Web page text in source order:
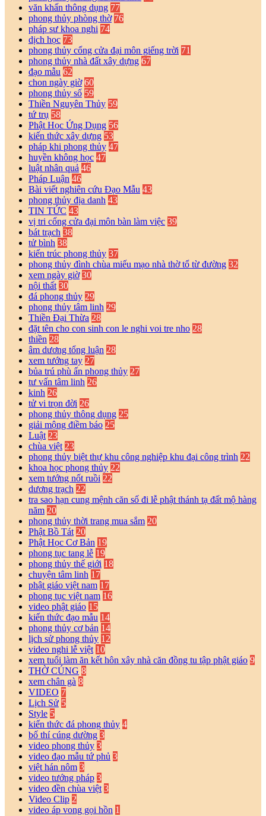
văn khấn thông dụng 77
phong thủy phòng thờ 76
pháp sư khoa nghi 74
dịch học 73
phong thủy cổng cửa đại môn giếng trời 71
phong thủy nhà đất xây dựng 67
đạo mẫu 62
chon ngày giờ 60
phong thủy số 59
Thiền Nguyên Thủy 59
tứ trụ 58
Phật Học Ứng Dụng 56
kiến thức xây dựng 53
pháp khi phong thủy 47
huyền không học 47
luật nhân quả 46
Pháp Luận 46
Bài viết nghiên cứu Đạo Mẫu 43
phong thủy địa danh 43
TIN TỨC 43
vị tri cổng cửa đại môn bàn làm việc 39
bát trạch 38
tử bình 38
kiến trúc phong thủy 37
phong thủy đình chùa miếu mạo nhà thờ tổ từ đường 32
xem ngày giờ 30
nội thất 30
đá phong thủy 29
phong thủy tâm linh 29
Thiền Đại Thừa 28
đặt tên cho con sinh con le nghi voi tre nho 28
thiền 28
âm dương tổng luận 28
xem tướng tay 27
bủa trú phù ấn phong thủy 27
tư vấn tâm linh 26
kinh 26
tử vi trọn đời 26
phong thủy thông dụng 25
giải mộng điềm báo 25
Luật 23
chùa việt 23
phong thủy biệt thự khu công nghiệp khu đại công trình 22
khoa học phong thủy 22
xem tướng nốt ruồi 22
dương trạch 22
tra sao hạn cung mệnh căn số đi lễ phật thánh tạ đất mộ hàng
năm 20
phong thủy thời trang mua sắm 20
Phật Bồ Tát 20
Phật Học Cơ Bản 19
phong tục tang lễ 19
phong thủy thế giới 18
chuyện tâm linh 17
phật giáo việt nam 17
phong tục việt nam 16
video phật giáo 15
kiến thức đạo mẫu 14
phong thủy cơ bản 14
lịch sử phong thủy 12
video nghi lễ việt 10
xem tuổi làm ăn kết hôn xây nhà căn đồng tu tập phật giáo 9
THỜ CÚNG 8
xem chân gà 8
VIDEO 7
Lịch Sử 5
Style 5
kiến thức đá phong thủy 4
bố thí cúng dường 3
video phong thủy 3
video đạo mẫu tứ phủ 3
việt hán nôm 3
video tướng pháp 3
video đền chùa việt 3
Video Clip 2
video áp vong gọi hồn 1